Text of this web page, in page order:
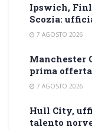
Ipswich,
Scozia:
7 AGOSTO 2026
Manchester
prima
7 AGOSTO 2026
Hull City,
talento